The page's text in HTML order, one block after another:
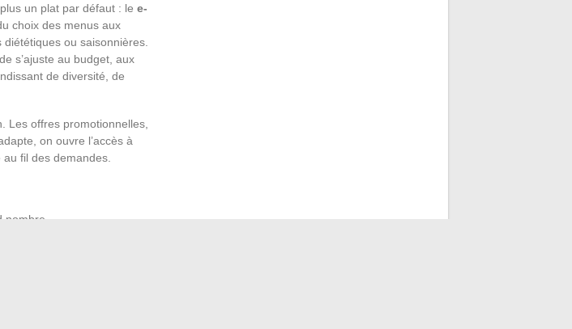
un plat par défaut : le e-
choix des menus aux
ou saisonnières.
s’ajuste au budget, aux
de diversité, de
Les offres promotionnelles,
on ouvre l’accès à
fil des demandes.
nombre